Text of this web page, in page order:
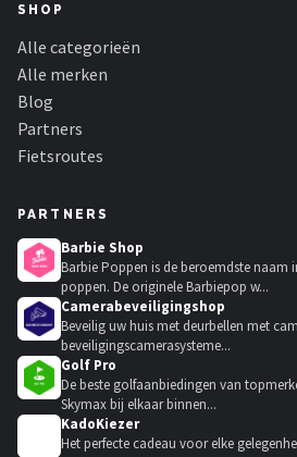
SHOP
Alle categorieën
Alle merken
Blog
Partners
Fietsroutes
PARTNERS
Barbie Shop
Barbie Poppen is de beroemdste naam
poppen. De originele Barbiepop w...
Camerabeveiligingshop
Beveilig uw huis met deurbellen met
beveiligingscamerasysteme...
Golf Pro
De beste golfaanbiedingen van
Skymax bij elkaar binnen...
KadoKiezer
Het perfecte cadeau voor elke